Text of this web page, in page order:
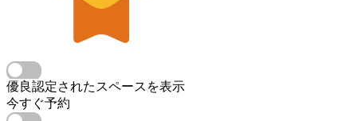
優良認定されたスペースを表示
今すぐ予約